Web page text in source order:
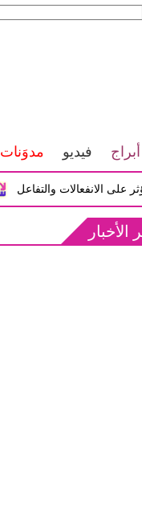
أبراج فيديو مدوَنات
والتفاعل
الأخبار